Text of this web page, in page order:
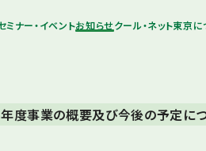
ミナー・イベントお知らせクール・ネット東京
度事業の概要及び今後の予定に